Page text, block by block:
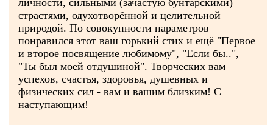
личности, сильными (зачастую бунтарскими)
страстями, одухотворённой и целительной
природой. По совокупности параметров
понравился этот ваш горький стих и ещё "Первое
и второе посвящение любимому", "Если бы..",
"Ты был моей отдушиной". Творческих вам
успехов, счастья, здоровья, душевных и
физических сил - вам и вашим близким! С
наступающим!